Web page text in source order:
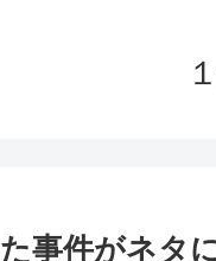
事件がネタ